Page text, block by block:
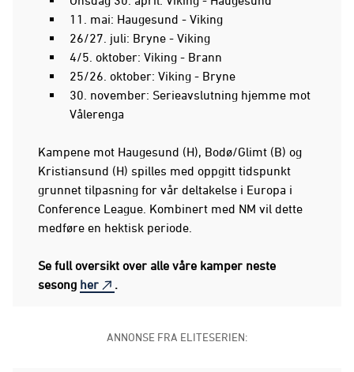
11. mai: Haugesund - Viking
26/27. juli: Bryne - Viking
4/5. oktober: Viking - Brann
25/26. oktober: Viking - Bryne
30. november: Serieavslutning hjemme mot
Vålerenga
Kampene mot Haugesund (H), Bodø/Glimt (B) og
Kristiansund (H) spilles med oppgitt tidspunkt
grunnet tilpasning for vår deltakelse i Europa i
Conference League. Kombinert med NM vil dette
medføre en hektisk periode.
Se full oversikt over alle våre kamper neste
sesong her .
ANNONSE FRA ELITESERIEN: